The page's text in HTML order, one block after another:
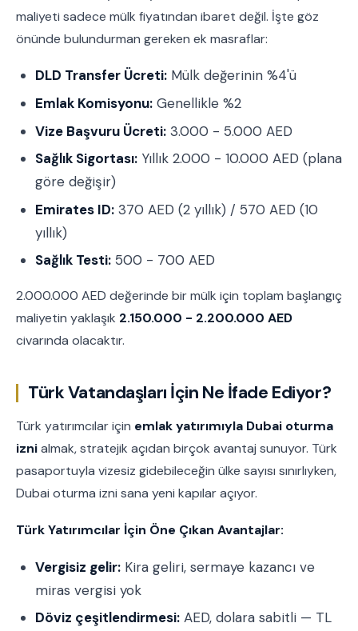
maliyeti sadece mülk fiyatından ibaret değil. İşte göz
önünde bulundurman gereken ek masraflar:
DLD Transfer Ücreti: Mülk değerinin %4'ü
Emlak Komisyonu: Genellikle %2
Vize Başvuru Ücreti: 3.000 - 5.000 AED
Sağlık Sigortası: Yıllık 2.000 - 10.000 AED (plana
göre değişir)
Emirates ID: 370 AED (2 yıllık) / 570 AED (10
yıllık)
Sağlık Testi: 500 - 700 AED
2.000.000 AED değerinde bir mülk için toplam başlangıç
maliyetin yaklaşık 2.150.000 - 2.200.000 AED
civarında olacaktır.
Türk Vatandaşları İçin Ne İfade Ediyor?
Türk yatırımcılar için emlak yatırımıyla Dubai oturma
iznialmak, stratejik açıdan birçok avantaj sunuyor. Türk
pasaportuyla vizesiz gidebileceğin ülke sayısı sınırlıyken,
Dubai oturma izni sana yeni kapılar açıyor.
Türk Yatırımcılar İçin Öne Çıkan Avantajlar:
Vergisiz gelir: Kira geliri, sermaye kazancı ve
miras vergisi yok
Döviz çeşitlendirmesi: AED, dolara sabitli — TL